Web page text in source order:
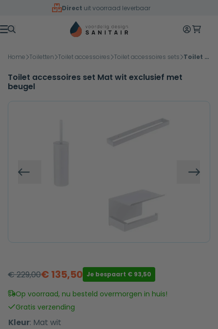
Overslaan naar inhoud
Direct uit voorraad leverbaar
Menu
Mijn
Home Toiletten Toilet accessoires Toilet accessoires sets Toilet accessoires set Mat wit exclusief met beugel
Toilet accessoires set Mat wit exclusief met
beugel
Vorige
€229,00
Oorspronkelijke
prijs
was:
€ 229,00.
€ 135,50
Huidige
prijs
is:
€ 135,50.
Je bespaart € 93,50
Op voorraad, nu besteld overmorgen in huis!
Gratis verzending
Kleur: Mat wit